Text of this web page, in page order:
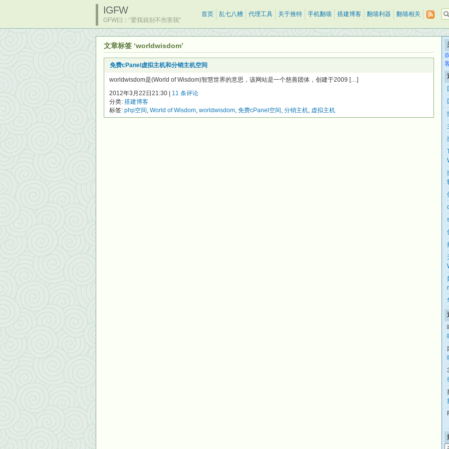
IGFW
GFW曰：“爱我就别不伤害我”
首页 乱七八糟 代理工具 关于推特 手机翻墙 搭建博客 翻墙利器 翻墙相关
文章标签 ‘worldwisdom’
免费cPanel虚拟主机和分销主机空间
worldwisdom是(World of Wisdom)智慧世界的意思，该网站是一个慈善团体，创建于2009 […]
2012年3月22日21:30 | 11 条评论
分类: 搭建博客
标签: php空间, World of Wisdom, worldwisdom, 免费cPanel空间, 分销主机, 虚拟主机